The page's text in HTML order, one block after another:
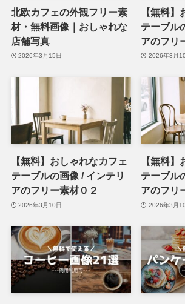
北欧カフェの外観フリー素
材・無料画像｜おしゃれな
店舗写真
2026年3月15日
【無料
テーブル
アのフリ
2026年3月
【無料】おしゃれなカフェ
テーブルの画像 / インテリ
アのフリー素材０２
2026年3月10日
【無料
テーブル
アのフリ
2026年3月